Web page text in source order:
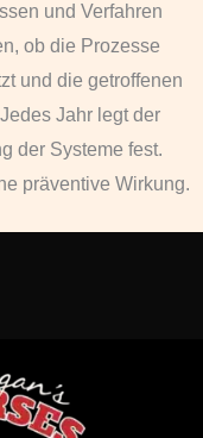
und Verfahren
ob die Prozesse
und die getroffenen
Jahr legt der
der Systeme fest.
präventive Wirkung.